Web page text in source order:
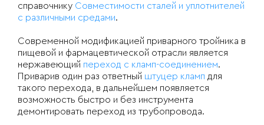
справочнику Совместимости сталей и уплотнителей
с различными средами.
Современной модификацией приварного тройника в
пищевой и фармацевтической отрасли является
нержавеющий переход с кламп-соединением.
Приварив один раз ответный штуцер кламп для
такого перехода, в дальнейшем появляется
возможность быстро и без инструмента
демонтировать переход из трубопровода.